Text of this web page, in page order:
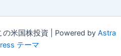
米国株投資 | Powered by Astra
テーマ